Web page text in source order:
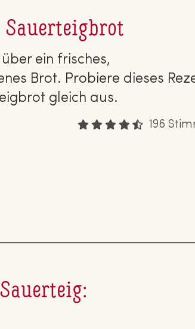
196
Sauer­teig­brot
ein frisches,
Brot. Probiere dieses
gleich aus.